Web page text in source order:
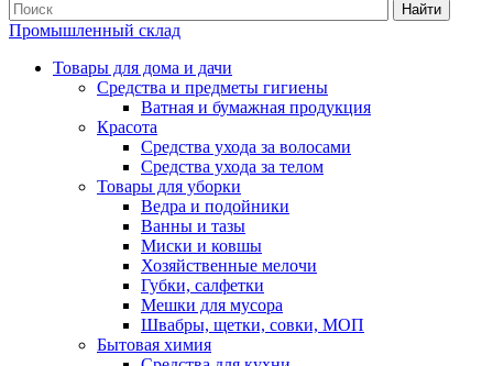
Найти
Промышленный склад
Товары для дома и дачи
Средства и предметы гигиены
Ватная и бумажная продукция
Красота
Средства ухода за волосами
Средства ухода за телом
Товары для уборки
Ведра и подойники
Ванны и тазы
Миски и ковшы
Хозяйственные мелочи
Губки, салфетки
Мешки для мусора
Швабры, щетки, совки, МОП
Бытовая химия